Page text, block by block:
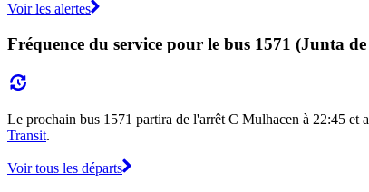
Voir les alertes
Fréquence du service pour le bus 1571 (Junta
Le prochain bus 1571 partira de l'arrêt C Mulhacen à 22:45 et
Transit.
Voir tous les départs